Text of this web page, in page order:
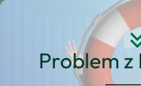
Problem z
Przejdź